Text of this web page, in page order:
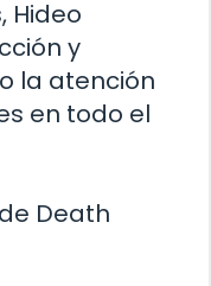
Hideo
y
la atención
en todo el
Death